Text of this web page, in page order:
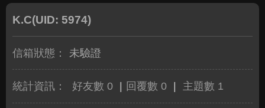
K.C(UID: 5974)
信箱狀態： 未驗證
統計資訊： 好友數 0 回覆數 0 主題數 1